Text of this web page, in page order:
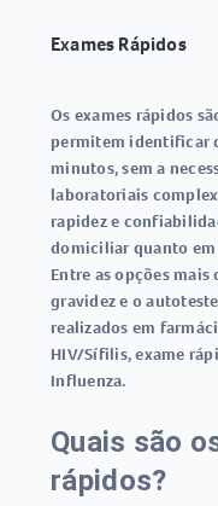
Exames Rápidos
Os exames rápidos
permitem identificar
minutos, sem a
laboratoriais
rapidez e
domiciliar quanto em
Entre as opções
gravideze o
realizados em
HIV/Sífilis,exame
Influenza.
Quais são
rápidos?